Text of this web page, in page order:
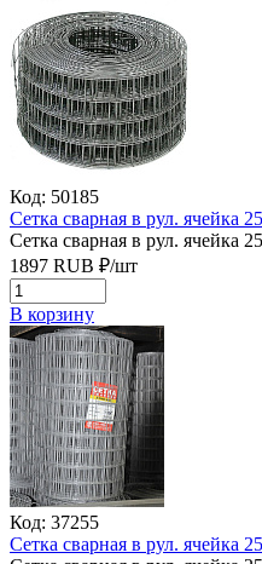
Код: 50185
Сетка сварная в рул. ячейка
Сетка сварная в рул. ячейка
1897 RUB ₽/шт
В корзину
Код: 37255
Сетка сварная в рул. ячейка